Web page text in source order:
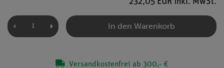
In den Warenkorb
Versandkostenfrei ab 300,- €